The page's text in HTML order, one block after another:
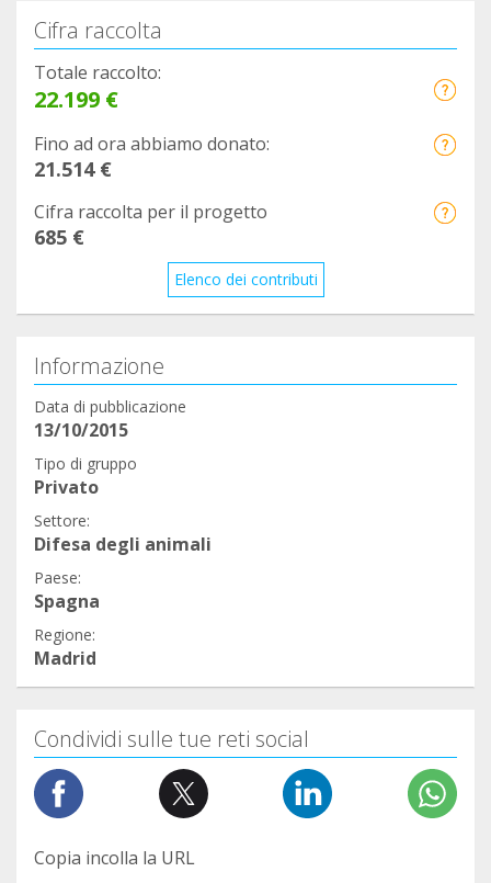
Cifra raccolta
Totale raccolto:
22.199 €
Fino ad ora abbiamo donato:
21.514 €
Cifra raccolta per il progetto
685 €
Elenco dei contributi
Informazione
Data di pubblicazione
13/10/2015
Tipo di gruppo
Privato
Settore:
Difesa degli animali
Paese:
Spagna
Regione:
Madrid
Condividi sulle tue reti social
Copia incolla la URL